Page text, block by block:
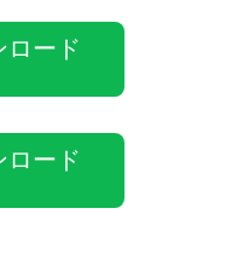
ロード
ロード